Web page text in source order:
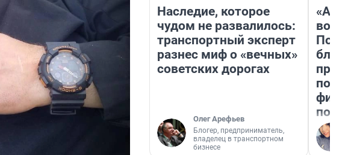
Наследие, которое
чудом не развалилось:
транспортный эксперт
разнес миф о «вечных»
советских дорогах
Олег Арефьев
Блогер, предприниматель,
владелец в транспортном
бизнесе
вот